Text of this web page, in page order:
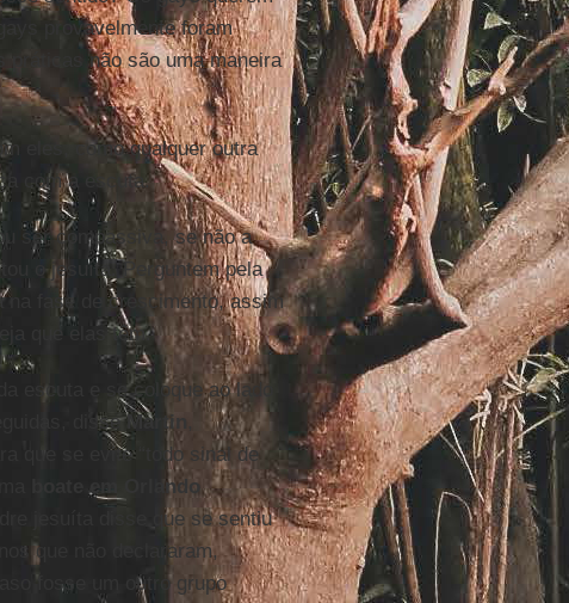
provavelmente foram
não são uma maneira
eles, como qualquer outra
com a escuta.
ser compassiva, se não a
o jesuíta. Perguntem pela
na fase de crescimento, assim
que elas têm.
escuta e se coloque ao lado
disseMartin
que se evite “todo sinal de
boate em Orlando
jesuíta disse que se sentiu
que não declararam,
fosse um outro grupo